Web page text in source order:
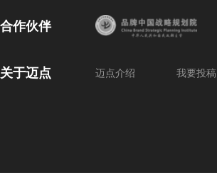
合作伙伴
关于迈点 迈点介绍 我要投稿